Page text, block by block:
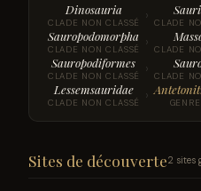
Dinosauria
CLADE NON CLASSÉ › CLADE
Sauropodomorpha
CLADE NON CLASSÉ › CLADE
Sauropodiformes
CLADE NON CLASSÉ › CLADE
Lessemsauridae
CLADE NON CLASSÉ › GENRE
Sites de découverte2 sites